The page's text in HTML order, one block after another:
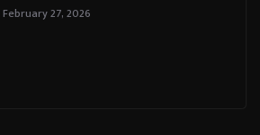
February 27, 2026